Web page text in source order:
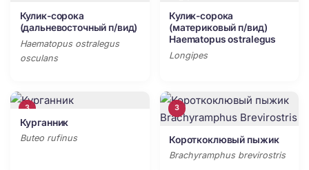
Кулик-сорока
(дальневосточный п/вид)
Haematopus ostralegus
osculans
Кулик-сорока
(материковый п/вид)
Haematopus ostralegus
Longipes
3
Курганник
Buteo rufinus
3
Короткоклювый пыжик
Brachyramphus brevirostris